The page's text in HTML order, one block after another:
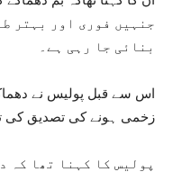
جنہیں فوری اور بہتر
بنائی جا رہی ہے۔
زخمی ہونے کی تصدیق کی
پولیس کا کہنا تھا کہ